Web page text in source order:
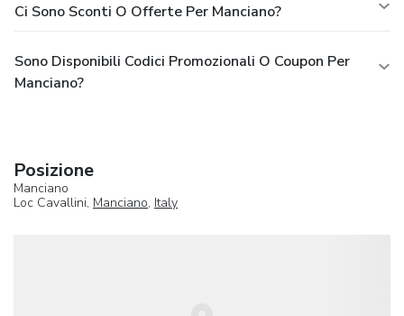
Ci Sono Sconti O Offerte Per Manciano?
Sono Disponibili Codici Promozionali O Coupon Per
Manciano?
Posizione
Manciano
Loc Cavallini, Manciano, Italy